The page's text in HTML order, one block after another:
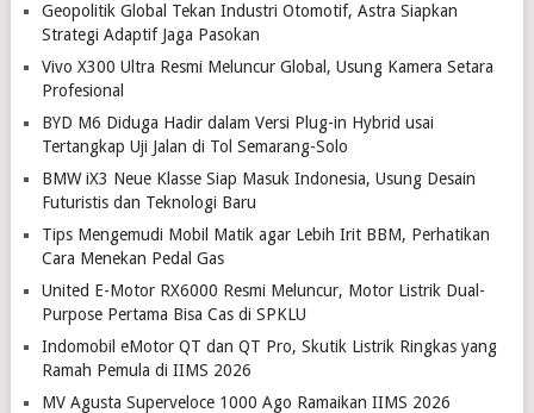
Geopolitik Global Tekan Industri Otomotif, Astra Siapkan
Strategi Adaptif Jaga Pasokan
Vivo X300 Ultra Resmi Meluncur Global, Usung Kamera Setara
Profesional
BYD M6 Diduga Hadir dalam Versi Plug-in Hybrid usai
Tertangkap Uji Jalan di Tol Semarang-Solo
BMW iX3 Neue Klasse Siap Masuk Indonesia, Usung Desain
Futuristis dan Teknologi Baru
Tips Mengemudi Mobil Matik agar Lebih Irit BBM, Perhatikan
Cara Menekan Pedal Gas
United E-Motor RX6000 Resmi Meluncur, Motor Listrik Dual-
Purpose Pertama Bisa Cas di SPKLU
Indomobil eMotor QT dan QT Pro, Skutik Listrik Ringkas yang
Ramah Pemula di IIMS 2026
MV Agusta Superveloce 1000 Ago Ramaikan IIMS 2026